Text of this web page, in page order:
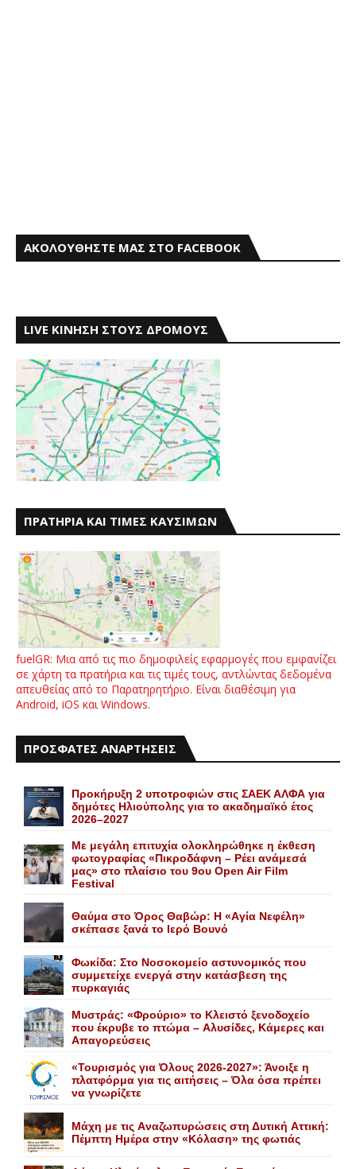
ΑΚΟΛΟΥΘΗΣΤΕ ΜΑΣ ΣΤΟ FACEBOOK
LIVE ΚΙΝΗΣΗ ΣΤΟΥΣ ΔΡΟΜΟΥΣ
ΠΡΑΤΗΡΙΑ ΚΑΙ ΤΙΜΕΣ ΚΑΥΣΙΜΩΝ
fuelGR: Μια από τις πιο δημοφιλείς εφαρμογές που εμφανίζει
σε χάρτη τα πρατήρια και τις τιμές τους, αντλώντας δεδομένα
απευθείας από το Παρατηρητήριο. Είναι διαθέσιμη για
Android, iOS και Windows.
ΠΡΟΣΦΑΤΕΣ ΑΝΑΡΤΗΣΕΙΣ
Προκήρυξη 2 υποτροφιών στις ΣΑΕΚ ΑΛΦΑ για
δημότες Ηλιούπολης για το ακαδημαϊκό έτος
2026–2027
Με μεγάλη επιτυχία ολοκληρώθηκε η έκθεση
φωτογραφίας «Πικροδάφνη – Ρέει ανάμεσά
μας» στο πλαίσιο του 9ου Open Air Film
Festival
Θαύμα στο Όρος Θαβώρ: H «Aγία Nεφέλη»
σκέπασε ξανά το Iερό Bουνό
Φωκίδα: Στο Νοσοκομείο αστυνομικός που
συμμετείχε ενεργά στην κατάσβεση της
πυρκαγιάς
Mυστράς: «Φρούριο» το Kλειστό ξενοδοχείο
που έκρυβε το πτώμα – Aλυσίδες, Kάμερες και
Aπαγορεύσεις
«Τουρισμός για Όλους 2026-2027»: Άνοιξε η
πλατφόρμα για τις αιτήσεις – Όλα όσα πρέπει
να γνωρίζετε
Mάχη με τις Aναζωπυρώσεις στη Δυτική Aττική:
Πέμπτη Hμέρα στην «Kόλαση» της φωτιάς